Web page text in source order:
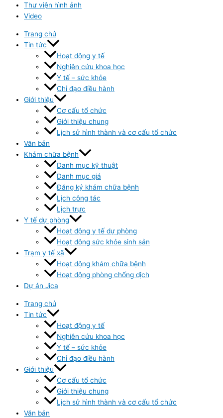
Thư viện hình ảnh
Video
Trang chủ
Tin tức
Hoạt động y tế
Nghiên cứu khoa học
Y tế – sức khỏe
Chỉ đạo điều hành
Giới thiệu
Cơ cấu tổ chức
Giới thiệu chung
Lịch sử hình thành và cơ cấu tổ chức
Văn bản
Khám chữa bệnh
Danh mục kỹ thuật
Danh mục giá
Đăng ký khám chữa bệnh
Lịch công tác
Lịch trực
Y tế dự phòng
Hoạt động y tế dự phòng
Hoạt đông sức khỏe sinh sản
Trạm y tế xã
Hoạt động khám chữa bệnh
Hoạt động phòng chống dịch
Dự án Jica
Trang chủ
Tin tức
Hoạt động y tế
Nghiên cứu khoa học
Y tế – sức khỏe
Chỉ đạo điều hành
Giới thiệu
Cơ cấu tổ chức
Giới thiệu chung
Lịch sử hình thành và cơ cấu tổ chức
Văn bản